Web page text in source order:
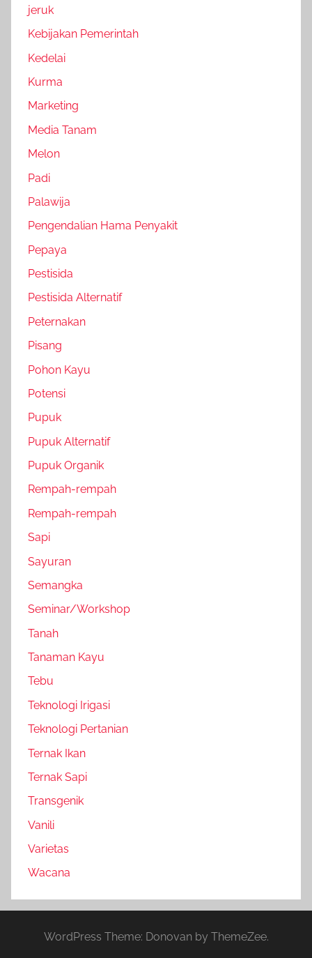
jeruk
Kebijakan Pemerintah
Kedelai
Kurma
Marketing
Media Tanam
Melon
Padi
Palawija
Pengendalian Hama Penyakit
Pepaya
Pestisida
Pestisida Alternatif
Peternakan
Pisang
Pohon Kayu
Potensi
Pupuk
Pupuk Alternatif
Pupuk Organik
Rempah-rempah
Rempah-rempah
Sapi
Sayuran
Semangka
Seminar/Workshop
Tanah
Tanaman Kayu
Tebu
Teknologi Irigasi
Teknologi Pertanian
Ternak Ikan
Ternak Sapi
Transgenik
Vanili
Varietas
Wacana
WordPress Theme: Donovan by ThemeZee.